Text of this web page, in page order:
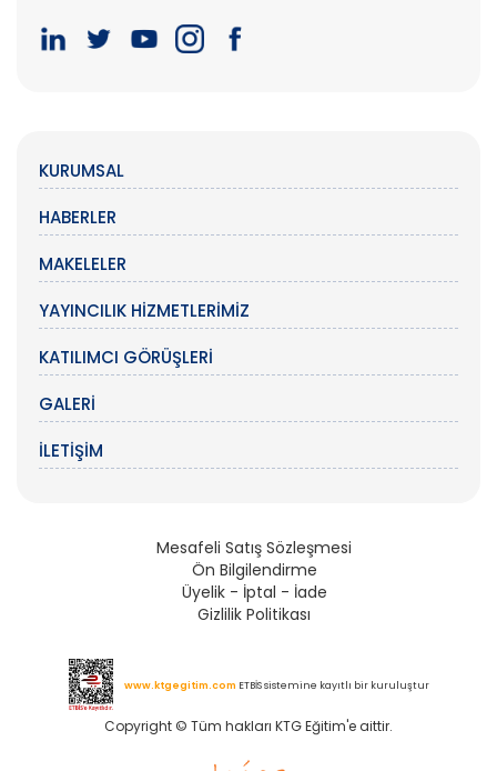
KURUMSAL
HABERLER
MAKELELER
YAYINCILIK HIZMETLERIMIZ
KATILIMCI GÖRÜŞLERI
GALERI
İLETIŞIM
Mesafeli Satış Sözleşmesi
Ön Bilgilendirme
Üyelik - İptal - İade
Gizlilik Politikası
www.ktgegitim.com ETBİS sistemine kayıtlı bir kuruluştur
Copyright © Tüm hakları KTG Eğitim'e aittir.